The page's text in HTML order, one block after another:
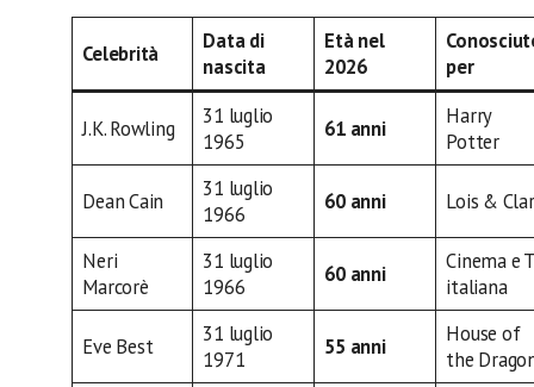
Celebrità
Data di
nascita
Età nel
2026
per
J.K. Rowling
31 luglio
1965
61 anni
Harry
Potter
Dean Cain
31 luglio
1966
60 anni Lois &
Neri
Marcorè
31 luglio
1966
60 anni
Cinema e
italiana
Eve Best
31 luglio
1971
55 anni
House of
the